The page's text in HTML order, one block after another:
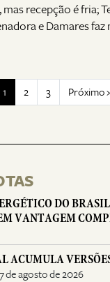
recepção é fria;
e Damares
1 2 3 Próximo
DO
VANTAGEM
ACUMULA
7 de agosto de 2026